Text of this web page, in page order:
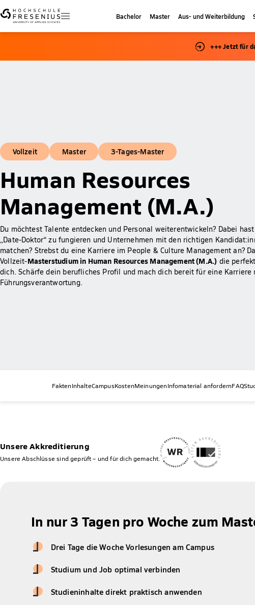
Bachelor Master Aus- und Weiterbildung
+++ Jetzt für
Vollzeit Master 3-Tages-Master
Human Resources
Management (M.A.)
Du möchtest Talente entdecken und Personal weiterentwickeln? Dabei
„Date-Doktor“ zu fungieren und Unternehmen mit den richtigen
matchen? Strebst du eine Karriere im People & Culture Management an?
Vollzeit-Masterstudium in Human Resources Management (M.A.) die
dich. Schärfe dein berufliches Profil und mach dich bereit für eine Karriere
Führungsverantwortung.
FaktenInhalteCampusKostenMeinungenInfomaterial anfordernFAQ
Unsere Akkreditierung
Unsere Abschlüsse sind geprüft – und für dich gemacht.
In nur 3 Tagen pro Woche zum
Drei Tage die Woche Vorlesungen am Campus
Studium und Job optimal verbinden
Studieninhalte direkt praktisch anwenden